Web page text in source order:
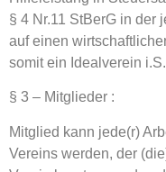
§ 4 Nr.11 StBerG in der
auf einen
somit ein Idealverein
§ 3 – Mitglieder :
Mitglied kann jede(r)
Vereins werden, der